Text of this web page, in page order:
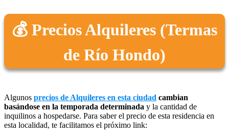
💰 Precios Alquileres (Termas
de Río Hondo)
Algunos precios de Alquileres en esta ciudad cambian
basándose en la temporada determinada y la cantidad de
inquilinos a hospedarse. Para saber el precio de esta residencia en
esta localidad, te facilitamos el próximo link: